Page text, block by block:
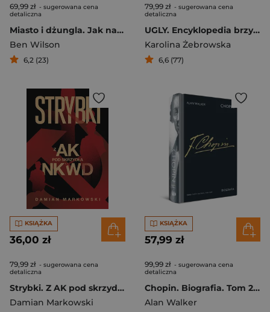
69,99 zł - sugerowana cena
detaliczna
Miasto i dżungla. Jak natura wrosła w cywilizację
Ben Wilson
6,2 (23)
79,99 zł - sugerowana cena
detaliczna
UGLY. Encyklopedia brzydkiej mody
Karolina Żebrowska
6,6 (77)
KSIĄŻKA
36,00 zł
79,99 zł - sugerowana cena
detaliczna
Strybki. Z AK pod skrzydła NKWD
Damian Markowski
KSIĄŻKA
57,99 zł
99,99 zł - sugerowana cena
detaliczna
Chopin. Biografia. Tom 2: Paryż–Panteon, 1838–1849
Alan Walker